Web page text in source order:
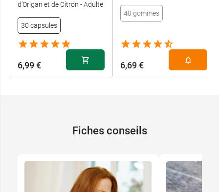
d'Origan et de Citron - Adulte
30 capsules
6,99 €
40 gommes
6,69 €
Fiches conseils